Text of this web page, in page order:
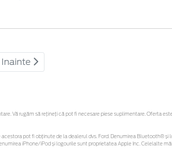
Inainte
Vă rugăm să rețineți că pot fi necesare piese suplimentare. Oferta
pot fi obținute de la dealerul dvs. Ford. Denumirea Bluetooth® și
iPhone/iPod și logourile sunt proprietatea Apple Inc. Celelalte